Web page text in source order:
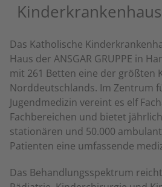
Das Katholische
Haus der ANSGAR GRUPPE in
mit 261 Betten eine der größten
Norddeutschlands. Im Zentrum
Jugendmedizin vereint es elf
Fachbereichen und bietet
stationären und 50.000
Patienten eine umfassende
Das Behandlungsspektrum